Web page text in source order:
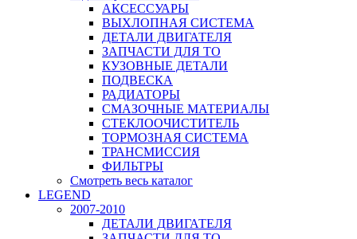
АКСЕССУАРЫ
ВЫХЛОПНАЯ СИСТЕМА
ДЕТАЛИ ДВИГАТЕЛЯ
ЗАПЧАСТИ ДЛЯ ТО
КУЗОВНЫЕ ДЕТАЛИ
ПОДВЕСКА
РАДИАТОРЫ
СМАЗОЧНЫЕ МАТЕРИАЛЫ
СТЕКЛООЧИСТИТЕЛЬ
ТОРМОЗНАЯ СИСТЕМА
ТРАНСМИССИЯ
ФИЛЬТРЫ
Смотреть весь каталог
LEGEND
2007-2010
ДЕТАЛИ ДВИГАТЕЛЯ